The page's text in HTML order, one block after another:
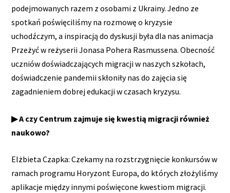
podejmowanych razem z osobami z Ukrainy. Jedno ze
spotkań poświęciliśmy na rozmowę o kryzysie
uchodźczym, a inspiracją do dyskusji była dla nas animacja
Przeżyć w reżyserii Jonasa Pohera Rasmussena. Obecność
uczniów doświadczających migracji w naszych szkołach,
doświadczenie pandemii skłoniły nas do zajęcia się
zagadnieniem dobrej edukacji w czasach kryzysu.
▶ A czy Centrum zajmuje się kwestią migracji również
naukowo?
Elżbieta Czapka: Czekamy na rozstrzygnięcie konkursów w
ramach programu Horyzont Europa, do których złożyliśmy
aplikacje między innymi poświęcone kwestiom migracji.